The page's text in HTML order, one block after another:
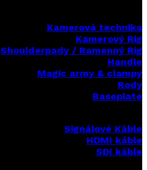
Kamerová technika
Kamerový Rig
Shoulderpady / Ramenný Rig
Handle
Magic army & clampy
Rody
Baseplate
Signálové Káble
HDMI káble
SDI káble